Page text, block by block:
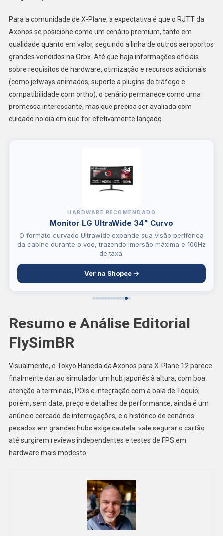
Para a comunidade de X-Plane, a expectativa é que o RJTT da
Axonos se posicione como um cenário premium, tanto em
qualidade quanto em valor, seguindo a linha de outros aeroportos
grandes vendidos na Orbx. Até que haja informações oficiais
sobre requisitos de hardware, otimização e recursos adicionais
(como jetways animados, suporte a plugins de tráfego e
compatibilidade com ortho), o cenário permanece como uma
promessa interessante, mas que precisa ser avaliada com
cuidado no dia em que for efetivamente lançado.
HARDWARE RECOMENDADO
Monitor LG UltraWide 34" Curvo
O formato curvado Ultrawide expande sua visão periférica
da cabine durante o voo, trazendo imersão máxima e 100Hz
de taxa.
Ver na Shopee →
Resumo e Análise Editorial
FlySimBR
Visualmente, o Tokyo Haneda da Axonos para X-Plane 12 parece
finalmente dar ao simulador um hub japonês à altura, com boa
atenção a terminais, POIs e integração com a baía de Tóquio;
porém, sem data, preço e detalhes de performance, ainda é um
anúncio cercado de interrogações, e o histórico de cenários
pesados em grandes hubs exige cautela: vale segurar o cartão
até surgirem reviews independentes e testes de FPS em
hardware mais modesto.